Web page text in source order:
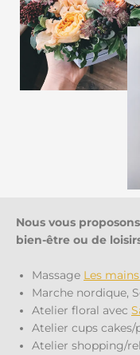
Nous vous
bien-être ou de
Massage Les
Marche nordique,
Atelier floral avec
Atelier cups cakes/
Atelier shopping/